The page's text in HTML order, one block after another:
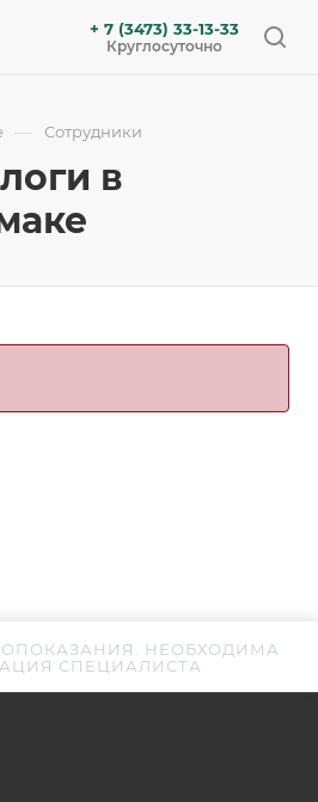
+ 7 (3473) 33-13-33
Круглосуточно
— Сотрудники
в
НЕОБХОДИМА
СПЕЦИАЛИСТА